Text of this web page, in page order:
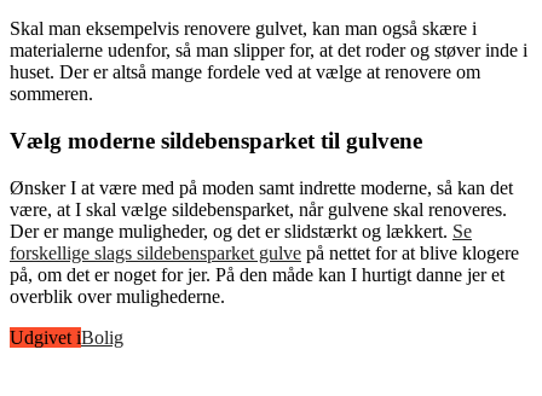
Skal man eksempelvis renovere gulvet, kan man også skære i
materialerne udenfor, så man slipper for, at det roder og støver inde i
huset. Der er altså mange fordele ved at vælge at renovere om
sommeren.
Vælg moderne sildebensparket til gulvene
Ønsker I at være med på moden samt indrette moderne, så kan det
være, at I skal vælge sildebensparket, når gulvene skal renoveres.
Der er mange muligheder, og det er slidstærkt og lækkert. Se
forskellige slags sildebensparket gulve på nettet for at blive klogere
på, om det er noget for jer. På den måde kan I hurtigt danne jer et
overblik over mulighederne.
Udgivet iBolig